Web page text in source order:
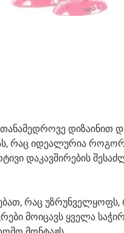
დიზაინით და
რაც იდეალურია
დაკავშირების
რაც
მოიცავს ყველა